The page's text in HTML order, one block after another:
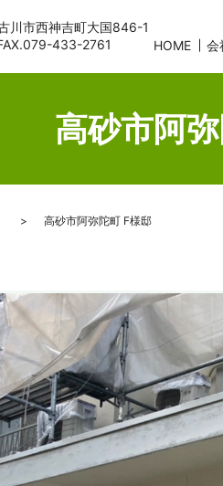
HOME 会
川市西神吉町大国846-1
433-2761
高砂市阿
高砂市阿弥陀町 F様邸